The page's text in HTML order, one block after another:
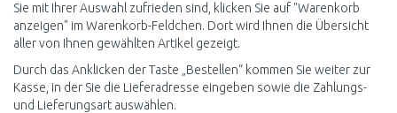
Sie mit Ihrer Auswahl zufrieden sind, klicken Sie auf "Warenkorb
anzeigen" im Warenkorb-Feldchen. Dort wird Ihnen die Übersicht
aller von Ihnen gewählten Artikel gezeigt.
Durch das Anklicken der Taste „Bestellen“ kommen Sie weiter zur
Kasse, in der Sie die Lieferadresse eingeben sowie die Zahlungs-
und Lieferungsart auswählen.